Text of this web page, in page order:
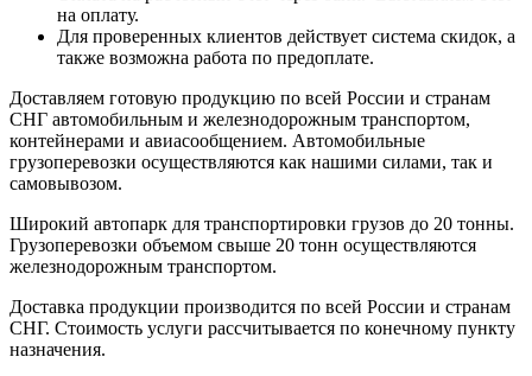
на оплату.
Для проверенных клиентов действует система скидок, а
также возможна работа по предоплате.
Доставляем готовую продукцию по всей России и странам
СНГ автомобильным и железнодорожным транспортом,
контейнерами и авиасообщением. Автомобильные
грузоперевозки осуществляются как нашими силами, так и
самовывозом.
Широкий автопарк для транспортировки грузов до 20 тонны.
Грузоперевозки объемом свыше 20 тонн осуществляются
железнодорожным транспортом.
Доставка продукции производится по всей России и странам
СНГ. Стоимость услуги рассчитывается по конечному пункту
назначения.